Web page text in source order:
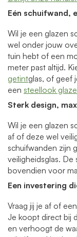
Eén schuifwand,
Wil je een glazen
wel onder jouw
tuin hebt of een
meter past altijd.
getintglas, of geef
een steellook
Sterk design,
Wil je een glazen
af of deze wel
schuifwanden zijn
veiligheidsglas.
bovendien voor
Een investering
Vraag jij je af of
Je koopt direct bij
en verhoogt de